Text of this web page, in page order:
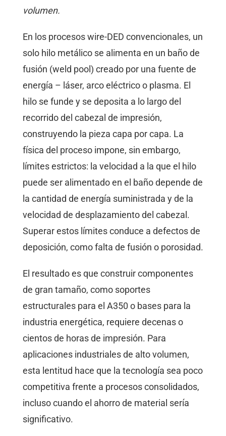
volumen.
En los procesos wire-DED convencionales, un
solo hilo metálico se alimenta en un baño de
fusión (weld pool) creado por una fuente de
energía – láser, arco eléctrico o plasma. El
hilo se funde y se deposita a lo largo del
recorrido del cabezal de impresión,
construyendo la pieza capa por capa. La
física del proceso impone, sin embargo,
límites estrictos: la velocidad a la que el hilo
puede ser alimentado en el baño depende de
la cantidad de energía suministrada y de la
velocidad de desplazamiento del cabezal.
Superar estos límites conduce a defectos de
deposición, como falta de fusión o porosidad.
El resultado es que construir componentes
de gran tamaño, como soportes
estructurales para el A350 o bases para la
industria energética, requiere decenas o
cientos de horas de impresión. Para
aplicaciones industriales de alto volumen,
esta lentitud hace que la tecnología sea poco
competitiva frente a procesos consolidados,
incluso cuando el ahorro de material sería
significativo.